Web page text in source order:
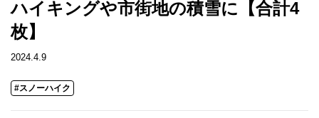
ハイキングや市街地の積雪に【合計4
枚】
2024.4.9
#スノーハイク